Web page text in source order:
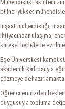
Mühendislik
bilinci yüksek
İnşaat mühendisliği,
ihtiyacından ulaşıma,
küresel hedeflerle
Ege Üniversitesi
akademik kadrosuyla
çözmeye de
Öğrencilerimizden
duygusuyla topluma